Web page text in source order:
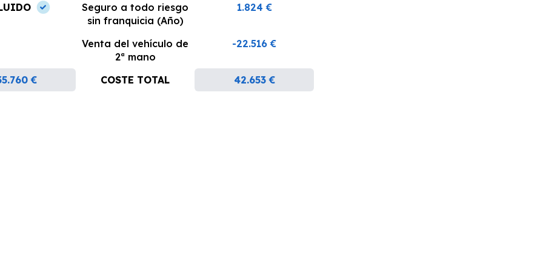
Seguro a todo riesgo
sin franquicia (Año)
1.824 €
Venta del vehículo de
2ª mano
-22.516 €
€ COSTE TOTAL 42.653 €